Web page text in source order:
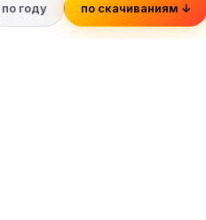
по году по скачиваниям ↓